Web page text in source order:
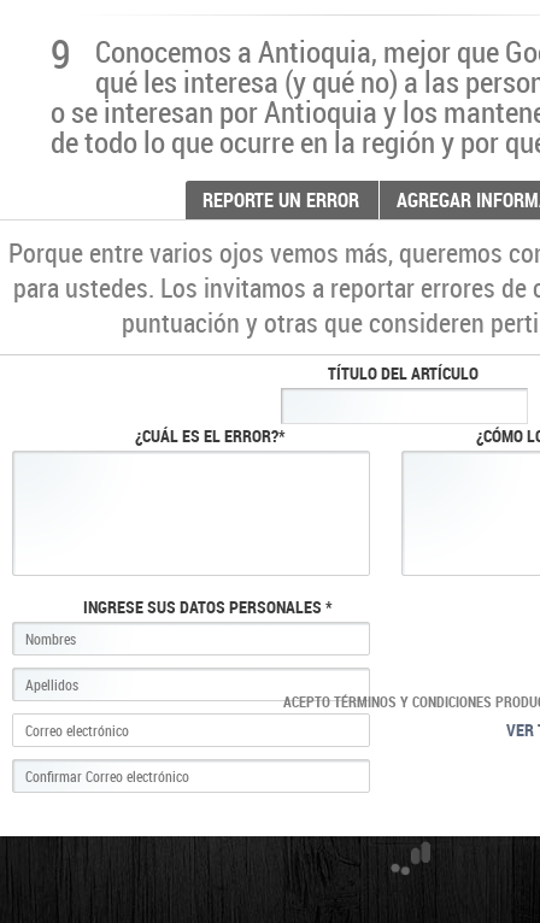
9 Conocemos a Antioquia, mejor que
qué les interesa (y qué no) a las
o se interesan por Antioquia y los
de todo lo que ocurre en la región y por
REPORTE UN ERROR AGREGAR
Porque entre varios ojos vemos más, queremos
para ustedes. Los invitamos a reportar errores
puntuación y otras que consideren
TÍTULO DEL ARTÍCULO
¿CUÁL ES EL ERROR?* ¿CÓMO
INGRESE SUS DATOS PERSONALES *
ACEPTO TÉRMINOS Y CONDICIONES
VER